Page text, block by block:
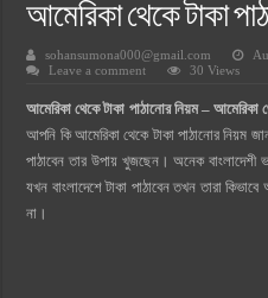
হোলসিম সিমেন্ট দাম ২০২৫
সুপারক্রিট সিমেন্ট দাম ২০২৫
জুডিশিয়াল ম্যাজিস্ট্রেট কি? জুডিশিয়াল
ওয়ালটন মোবাইল কিস্তিতে কেনার নিয়ম
ওয়ালটন টিভি কিস্তিতে কেনার নিয়ম ২০২৫
আমেরিকা থেকে টাকা
sohansumona000@gmail.com
Leave a comment
30 Views
আমেরিকা থেকে টাকা পাঠানোর নিয়ম – আমেরিকা
আপনি কি আমেরিকা থেকে টাকা পাঠানোর নিয়ম
পাঠাবেন তার উপায় খুজছেন। অনেক বাংলাদেশী
যখন বাংলাদেশে টাকা পাঠাবেন তখন তারা
না।